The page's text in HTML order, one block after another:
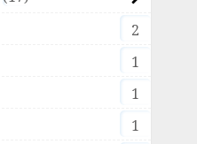
2
1
1
1